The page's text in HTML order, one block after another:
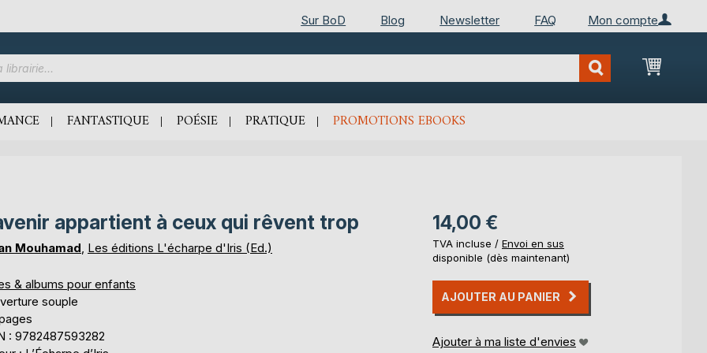
Mon compte
Sur BoD Blog Newsletter FAQ
Mon
FANTASTIQUE POÉSIE PRATIQUE PROMOTIONS EBOOKS
appartient à ceux qui rêvent trop
Mouhamad, Les éditions L'écharpe d'Iris (Ed.)
& albums pour enfants
souple
: 9782487593282
14,00 €
TVA incluse / Envoi en sus
disponible (dès maintenant)
AJOUTER AU PANIER
Ajouter à ma liste d'envies